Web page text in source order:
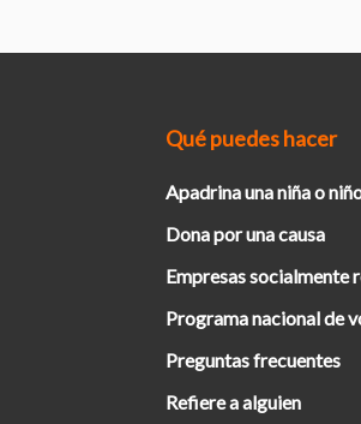
Qué puedes hacer
Apadrina una niña o
Dona por una causa
Empresas socialmente
Programa nacional de
Preguntas frecuentes
Refiere a alguien